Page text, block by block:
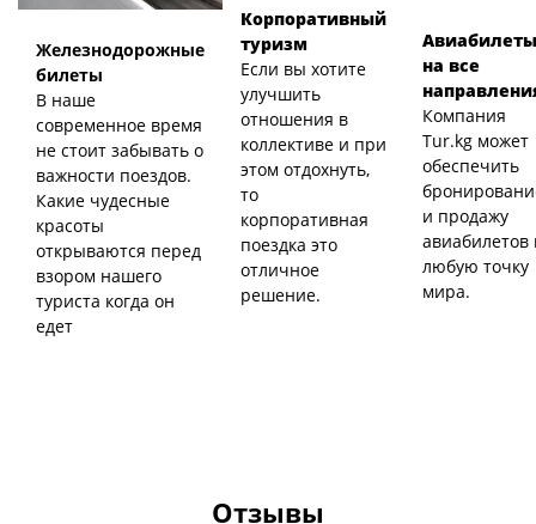
Железнодорожные
билеты
В наше
современное время
не стоит забывать о
важности поездов.
Какие чудесные
красоты
открываются перед
взором нашего
туриста когда он
едет
Корпоративный
туризм
Если вы хотите
улучшить
отношения в
коллективе и при
этом отдохнуть,
то
корпоративная
поездка это
отличное
решение.
Авиабилеты
на все
Компания
Tur.kg может
обеспечить
и продажу
авиабилетов
любую точку
мира.
Отзывы